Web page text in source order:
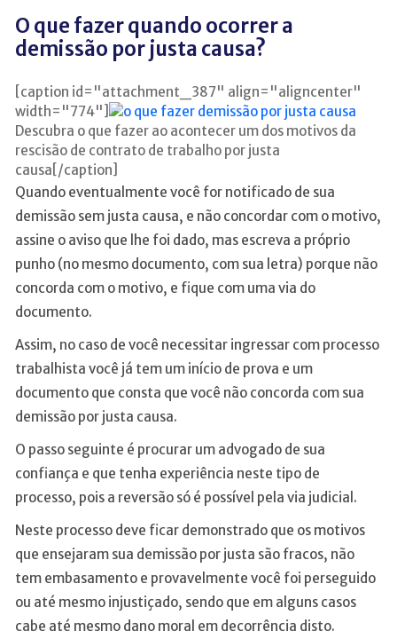
O que fazer quando ocorrer a
demissão por justa causa?
[caption id="attachment_387" align="aligncenter"
width="774"]
Descubra o que fazer ao acontecer um dos motivos da
rescisão de contrato de trabalho por justa
causa[/caption]
Quando eventualmente você for notificado de sua
demissão sem justa causa, e não concordar com o motivo,
assine o aviso que lhe foi dado, mas escreva a próprio
punho (no mesmo documento, com sua letra) porque não
concorda com o motivo, e fique com uma via do
documento.
Assim, no caso de você necessitar ingressar com processo
trabalhista você já tem um início de prova e um
documento que consta que você não concorda com sua
demissão por justa causa.
O passo seguinte é procurar um advogado de sua
confiança e que tenha experiência neste tipo de
processo, pois a reversão só é possível pela via judicial.
Neste processo deve ficar demonstrado que os motivos
que ensejaram sua demissão por justa são fracos, não
tem embasamento e provavelmente você foi perseguido
ou até mesmo injustiçado, sendo que em alguns casos
cabe até mesmo dano moral em decorrência disto.